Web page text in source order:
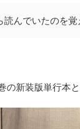
んでいたのを覚
新装版単行本